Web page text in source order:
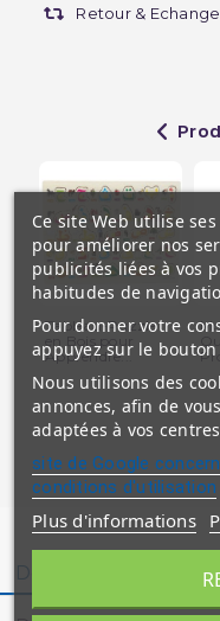
Retour & Echange
Tableau-Puzzle
Apprendre...
Description
Ce site Web utilise
pour améliorer nos
publicités liées à vos
habitudes de
Pour donner votre
appuyez sur le bouton
Nous utilisons des
annonces, afin de
adaptées à vos
site de Google
conditions d'utilisation
Plus d'informations